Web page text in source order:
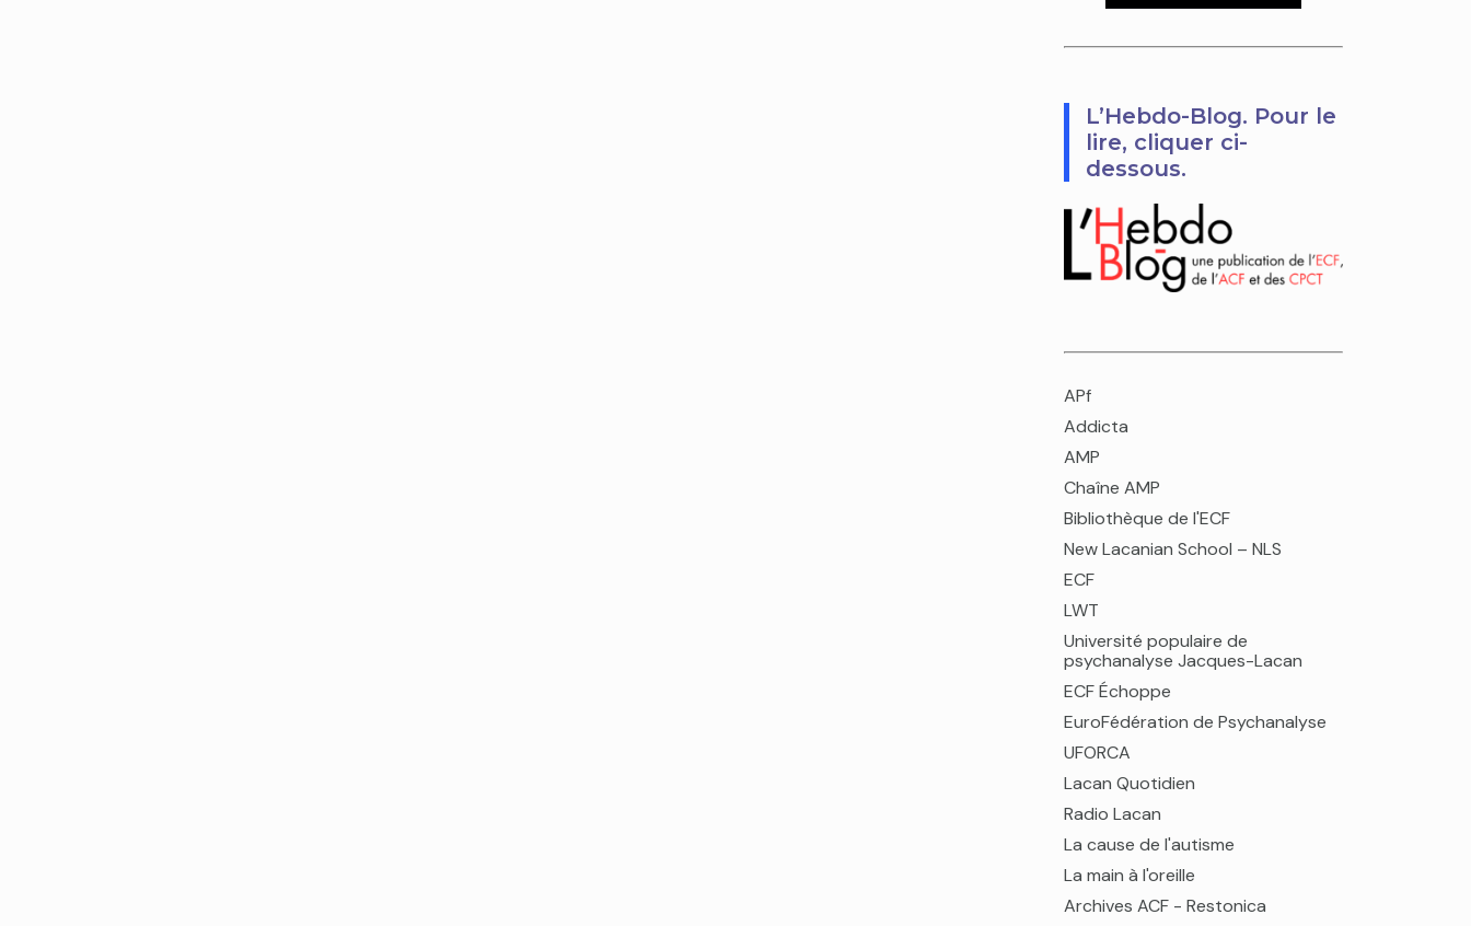
L’Hebdo-Blog. Pour le
lire, cliquer ci-
dessous.
APf
Addicta
AMP
Chaîne AMP
Bibliothèque de l'ECF
New Lacanian School – NLS
ECF
LWT
Université populaire de
psychanalyse Jacques-Lacan
ECF Échoppe
EuroFédération de Psychanalyse
UFORCA
Lacan Quotidien
Radio Lacan
La cause de l'autisme
La main à l'oreille
Archives ACF - Restonica